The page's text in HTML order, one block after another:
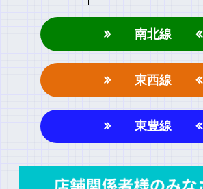
南北線
東西線
東豊線